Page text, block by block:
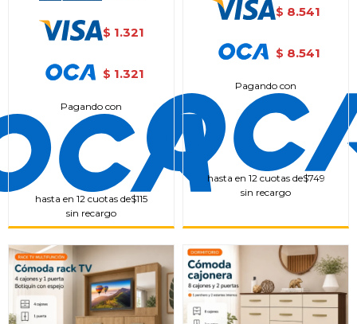
$ 1.321
$ 1.321
Pagando con
hasta en 12 cuotas de$115
sin recargo
$ 8.541
$ 8.541
Pagando con
hasta en 12 cuotas de$749
sin recargo